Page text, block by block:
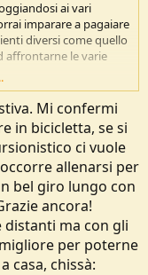
ai vari
imparare a pagaiare
diversi come quello
affrontarne le varie
considerare solo
noi turisti la tecnica è
per fare quello
oceanografia, primo
altro.
un buon inizio, tutti
i rudimenti e
da quella che
formativo
al link sul mio
Mi confermi
in bicicletta, se si
ci vuole
allenarsi per
bel giro lungo con
ancora!
distanti ma con gli
per poterne
casa, chissà: